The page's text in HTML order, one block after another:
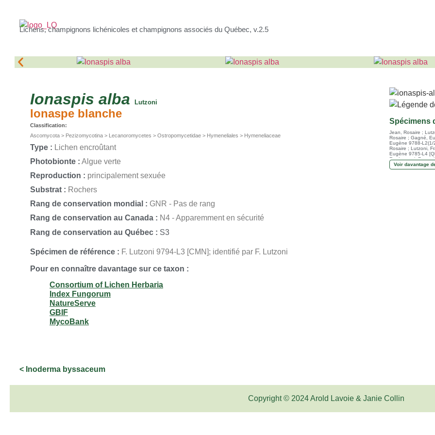
Lichens, champignons lichénicoles et champignons associés du Québec, v.2.5
Ionaspis alba Lutzoni
Ionaspe blanche
Classification:
Ascomycota > Pezizomycotina > Lecanoromycetes > Ostropomycetidae > Hymeneliales > Hymeneliaceae
Type : Lichen encroûtant
Photobionte : Algue verte
Reproduction : principalement sexuée
Substrat : Rochers
Rang de conservation mondial : GNR - Pas de rang
Rang de conservation au Canada : N4 - Apparemment en sécurité
Rang de conservation au Québec : S3
Spécimen de référence : F. Lutzoni 9794-L3 [CMN]; identifié par F. Lutzoni
Pour en connaître davantage sur ce taxon :
Consortium of Lichen Herbaria
Index Fungorum
NatureServe
GBIF
MycoBank
Spécimens
Jean, Rosaire ;
Rosaire ; Gagné,
Eugène 9788-L2(1/
Rosaire ; Lutzoni,
Eugène 9785-L4
R. ; Lutzoni,
Jean, Rosaire ;
Jean, Rosaire ; B.
Voir davantage
< Inoderma byssaceum
Copyright © 2024 Arold Lavoie & Janie Collin